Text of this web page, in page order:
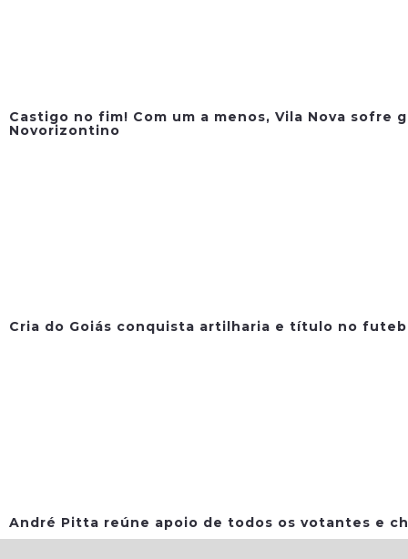
Castigo no fim! Com um a menos, Vila Nova sofre
Novorizontino
Cria do Goiás conquista artilharia e título no
André Pitta reúne apoio de todos os votantes e